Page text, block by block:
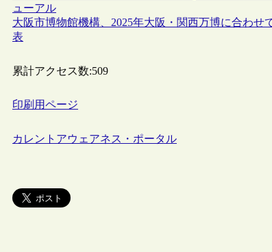
ューアル
大阪市博物館機構、2025年大阪・関西万博に合わ
表
累計アクセス数:509
印刷用ページ
カレントアウェアネス・ポータル